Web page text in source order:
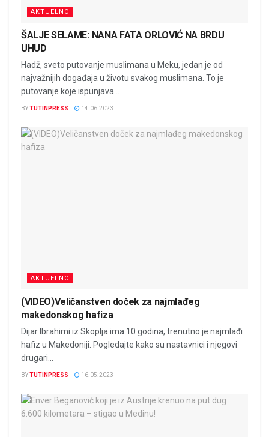
AKTUELNO
ŠALJE SELAME: NANA FATA ORLOVIĆ NA BRDU
UHUD
Hadž, sveto putovanje muslimana u Meku, jedan je od
najvažnijih događaja u životu svakog muslimana. To je
putovanje koje ispunjava...
BYTUTINPRESS 14.06.2023
AKTUELNO
(VIDEO)Veličanstven doček za najmlađeg
makedonskog hafiza
Dijar Ibrahimi iz Skoplja ima 10 godina, trenutno je najmlađi
hafiz u Makedoniji. Pogledajte kako su nastavnici i njegovi
drugari...
BYTUTINPRESS 16.05.2023